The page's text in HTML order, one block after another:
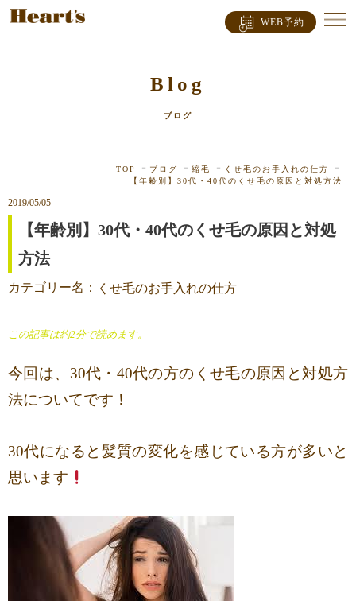
Blog
ブログ
TOP ブログ 縮毛
くせ毛のお手入れの仕方
【年齢別】30代・40代のくせ毛の原因と対処方法
WEB予約
2019/05/05
【年齢別】30代・40代のくせ毛の原因と対処
方法
カテゴリー名： くせ毛のお手入れの仕方
この記事は約2分で読めます。
今回は、30代・40代の方のくせ毛の原因と対処方
法についてです！
30代になると髪質の変化を感じている方が多いと
思います